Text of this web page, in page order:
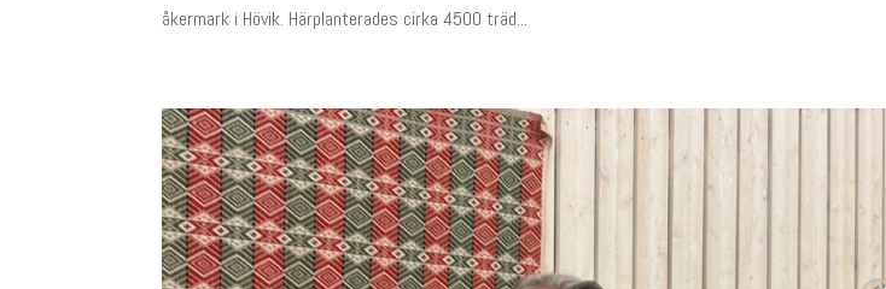
åkermark i Hövik. Härplanterades cirka 4500 träd...